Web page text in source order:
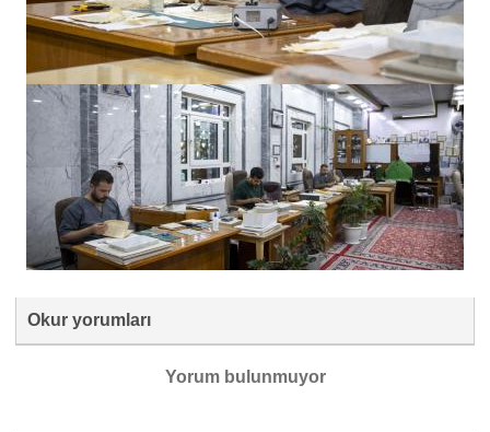
Okur yorumları
Yorum bulunmuyor